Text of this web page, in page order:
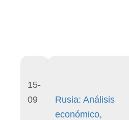
15-
09
Rusia: Análisis
económico,